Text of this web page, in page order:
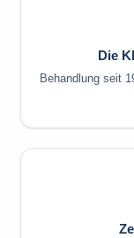
Die
Behandlung seit